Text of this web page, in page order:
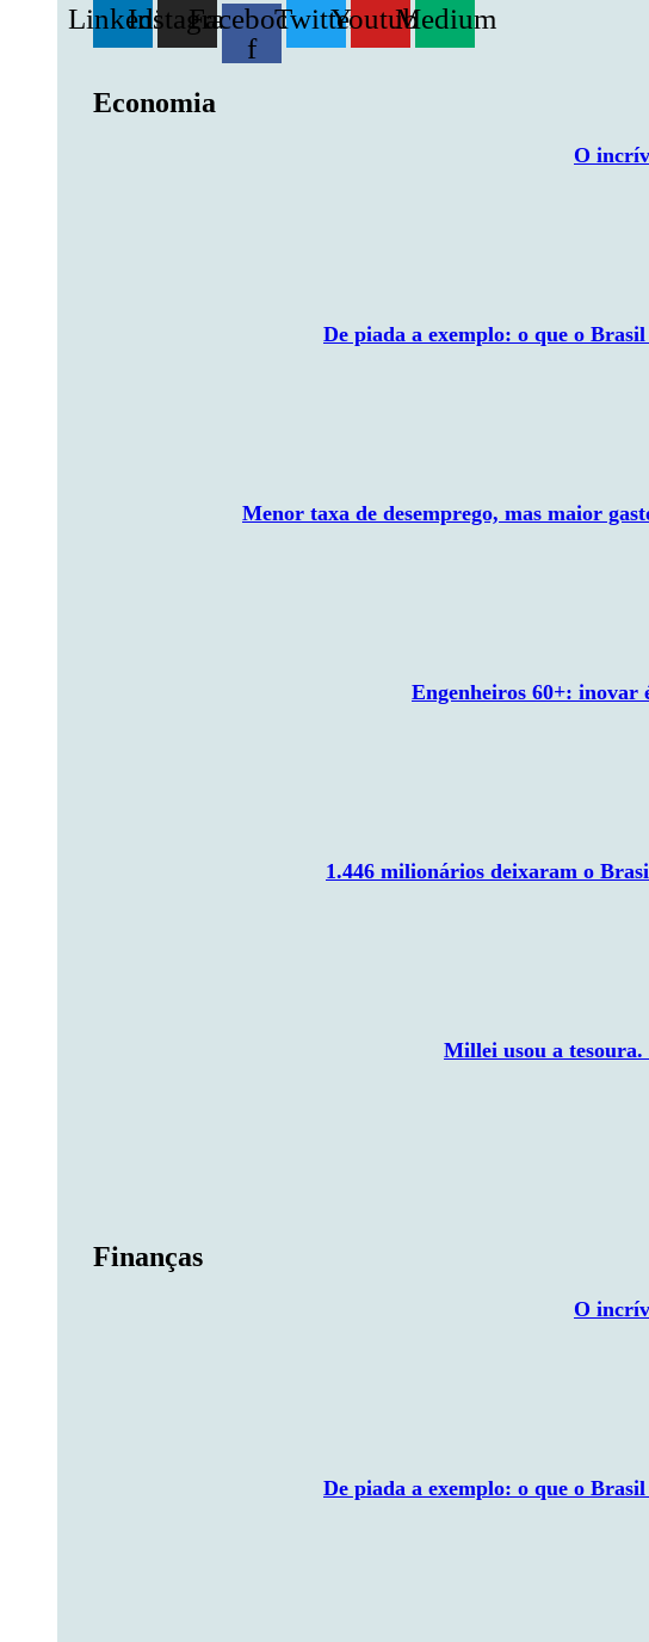
LinkedinInstagramFacebook-
f
TwitterYoutubeMedium
Economia
O
De piada a exemplo: o que o
Menor taxa de desemprego, mas maior
Engenheiros 60+:
1.446 milionários deixaram o
Millei usou a
Finanças
O
De piada a exemplo: o que o